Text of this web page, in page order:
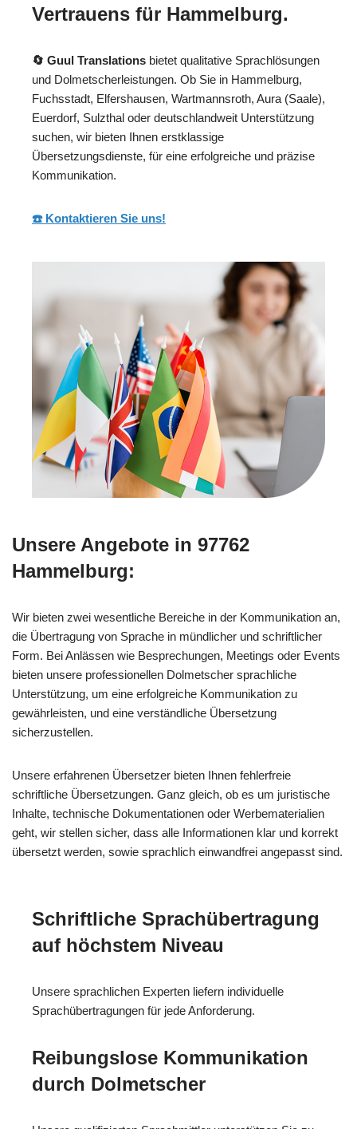
Vertrauens für Hammelburg.
🔄 Guul Translations bietet qualitative Sprachlösungen
und Dolmetscherleistungen. Ob Sie in Hammelburg,
Fuchsstadt, Elfershausen, Wartmannsroth, Aura (Saale),
Euerdorf, Sulzthal oder deutschlandweit Unterstützung
suchen, wir bieten Ihnen erstklassige
Übersetzungsdienste, für eine erfolgreiche und präzise
Kommunikation.
☎️ Kontaktieren Sie uns!
Unsere Angebote in 97762
Hammelburg:
Wir bieten zwei wesentliche Bereiche in der Kommunikation an,
die Übertragung von Sprache in mündlicher und schriftlicher
Form. Bei Anlässen wie Besprechungen, Meetings oder Events
bieten unsere professionellen Dolmetscher sprachliche
Unterstützung, um eine erfolgreiche Kommunikation zu
gewährleisten, und eine verständliche Übersetzung
sicherzustellen.
Unsere erfahrenen Übersetzer bieten Ihnen fehlerfreie
schriftliche Übersetzungen. Ganz gleich, ob es um juristische
Inhalte, technische Dokumentationen oder Werbematerialien
geht, wir stellen sicher, dass alle Informationen klar und korrekt
übersetzt werden, sowie sprachlich einwandfrei angepasst sind.
Schriftliche Sprachübertragung
auf höchstem Niveau
Unsere sprachlichen Experten liefern individuelle
Sprachübertragungen für jede Anforderung.
Reibungslose Kommunikation
durch Dolmetscher